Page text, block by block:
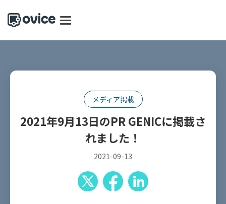
メディア掲載
2021年9月13日のPR GENICに掲載さ
れました！
2021-09-13